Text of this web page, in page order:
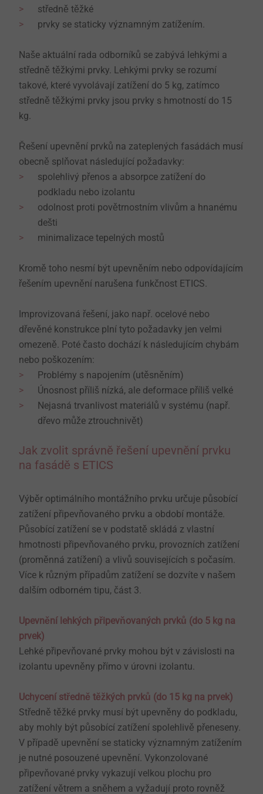
středně těžké
prvky se staticky významným zatížením.
Naše aktuální rada odborníků se zabývá lehkými a
středně těžkými prvky. Lehkými prvky se rozumí
takové, které vyvolávají zatížení do 5 kg, zatímco
středně těžkými prvky jsou prvky s hmotností do 15
kg.
Řešení upevnění prvků na zateplených fasádách musí
obecně splňovat následující požadavky:
spolehlivý přenos a absorpce zatížení do
podkladu nebo izolantu
odolnost proti povětrnostním vlivům a hnanému
dešti
minimalizace tepelných mostů
Kromě toho nesmí být upevněním nebo odpovídajícím
řešením upevnění narušena funkčnost ETICS.
Improvizovaná řešení, jako např. ocelové nebo
dřevěné konstrukce plní tyto požadavky jen velmi
omezeně. Poté často dochází k následujícím chybám
nebo poškozením:
Problémy s napojením (utěsněním)
Únosnost příliš nízká, ale deformace příliš velké
Nejasná trvanlivost materiálů v systému (např.
dřevo může ztrouchnivět)
Jak zvolit správně řešení upevnění prvku
na fasádě s ETICS
Výběr optimálního montážního prvku určuje působící
zatížení připevňovaného prvku a období montáže.
Působící zatížení se v podstatě skládá z vlastní
hmotnosti připevňovaného prvku, provozních zatížení
(proměnná zatížení) a vlivů souvisejících s počasím.
Více k různým případům zatížení se dozvíte v našem
dalším odborném tipu, část 3.
Upevnění lehkých připevňovaných prvků (do 5 kg na
prvek)
Lehké připevňované prvky mohou být v závislosti na
izolantu upevněny přímo v úrovni izolantu.
Uchycení středně těžkých prvků (do 15 kg na prvek)
Středně těžké prvky musí být upevněny do podkladu,
aby mohly být působící zatížení spolehlivě přeneseny.
V případě upevnění se staticky významným zatížením
je nutné posouzené upevnění. Vykonzolované
připevňované prvky vykazují velkou plochu pro
zatížení větrem a sněhem a vyžadují proto rovněž